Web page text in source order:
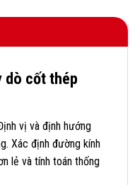
dò cốt thép
vị và định hướng
Xác định đường kính
lẻ và tính toán thống